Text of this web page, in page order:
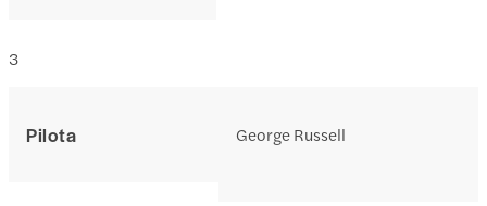
Pilota
3
George Russell